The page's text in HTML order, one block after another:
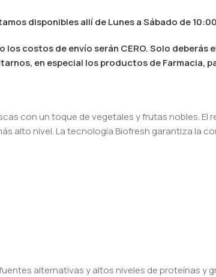
disponibles allí de Lunes a Sábado de
costos de envío serán CERO. Solo deberás
en especial los productos de Farmacia,
con un toque de vegetales y frutas nobles. El
alto nivel. La tecnología Biofresh garantiza la
alternativas y altos niveles de proteínas y